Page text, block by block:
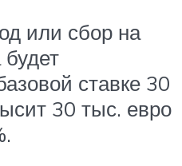
или сбор на
ставке 30
30 тыс. евро